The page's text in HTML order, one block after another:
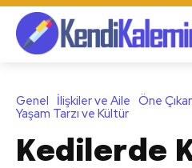
Genel İlişkiler ve Aile Öne
Yaşam Tarzı ve Kültür
Kedilerde